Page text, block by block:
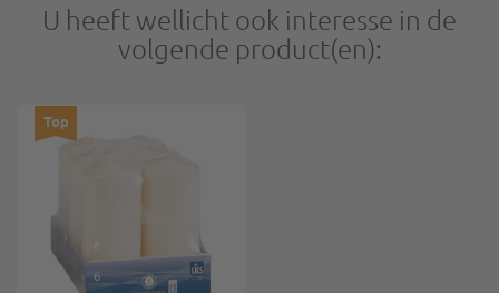
U heeft wellicht ook interesse in de
volgende product(en):
Top